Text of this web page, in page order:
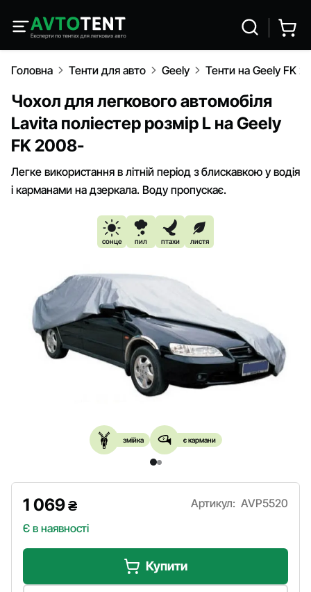
Головна Тенти для авто Geely Тенти на Geely FK
Чохол для легкового автомобіля
Lavita поліестер розмір L на Geely
FK 2008-
Легке використання в літній період з блискавкою у водія
і карманами на дзеркала. Воду пропускає.
сонце пил птахи листя
змійка є кармани
1 069₴
Є в наявності
Артикул: AVP5520
Купити